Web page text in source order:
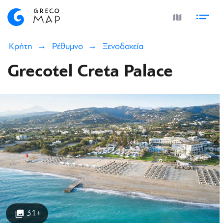
Κρήτη Ρέθυμνο Ξενοδοχεία
Grecotel Creta Palace
31+